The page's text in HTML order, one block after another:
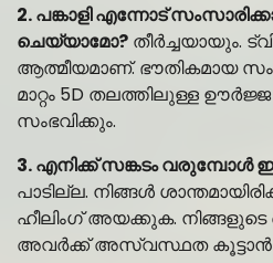
2. പങ്കാളി എന്നോട്
ചെയ്യാമോ? തീർച്ചയായും.
ആത്മീയമാണ്. ഭൗതികമായ
മാറ്റം 5D തലത്തിലുള്ള
സംഭവിക്കും.
3. എനിക്ക് സങ്കടം വരുമ്പോൾ
പാടില്ല. നിങ്ങൾ
ഹീലിംഗ് അയക്കുക. നിങ്ങളുടെ
അവർക്ക് അസ്വസ്ഥത